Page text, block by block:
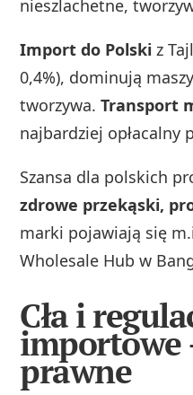
nieszlachetne,
Import do Polski z
0,4%), dominują
tworzywa.Transport
najbardziej opłacalny
Szansa dla polskich
zdrowe przekąski,
marki pojawiają się
Wholesale Hub w
Cła i
importowe
prawne